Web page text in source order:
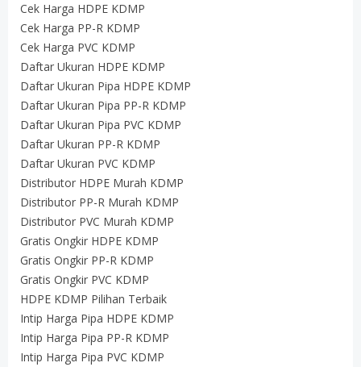
Cek Harga HDPE KDMP
Cek Harga PP-R KDMP
Cek Harga PVC KDMP
Daftar Ukuran HDPE KDMP
Daftar Ukuran Pipa HDPE KDMP
Daftar Ukuran Pipa PP-R KDMP
Daftar Ukuran Pipa PVC KDMP
Daftar Ukuran PP-R KDMP
Daftar Ukuran PVC KDMP
Distributor HDPE Murah KDMP
Distributor PP-R Murah KDMP
Distributor PVC Murah KDMP
Gratis Ongkir HDPE KDMP
Gratis Ongkir PP-R KDMP
Gratis Ongkir PVC KDMP
HDPE KDMP Pilihan Terbaik
Intip Harga Pipa HDPE KDMP
Intip Harga Pipa PP-R KDMP
Intip Harga Pipa PVC KDMP